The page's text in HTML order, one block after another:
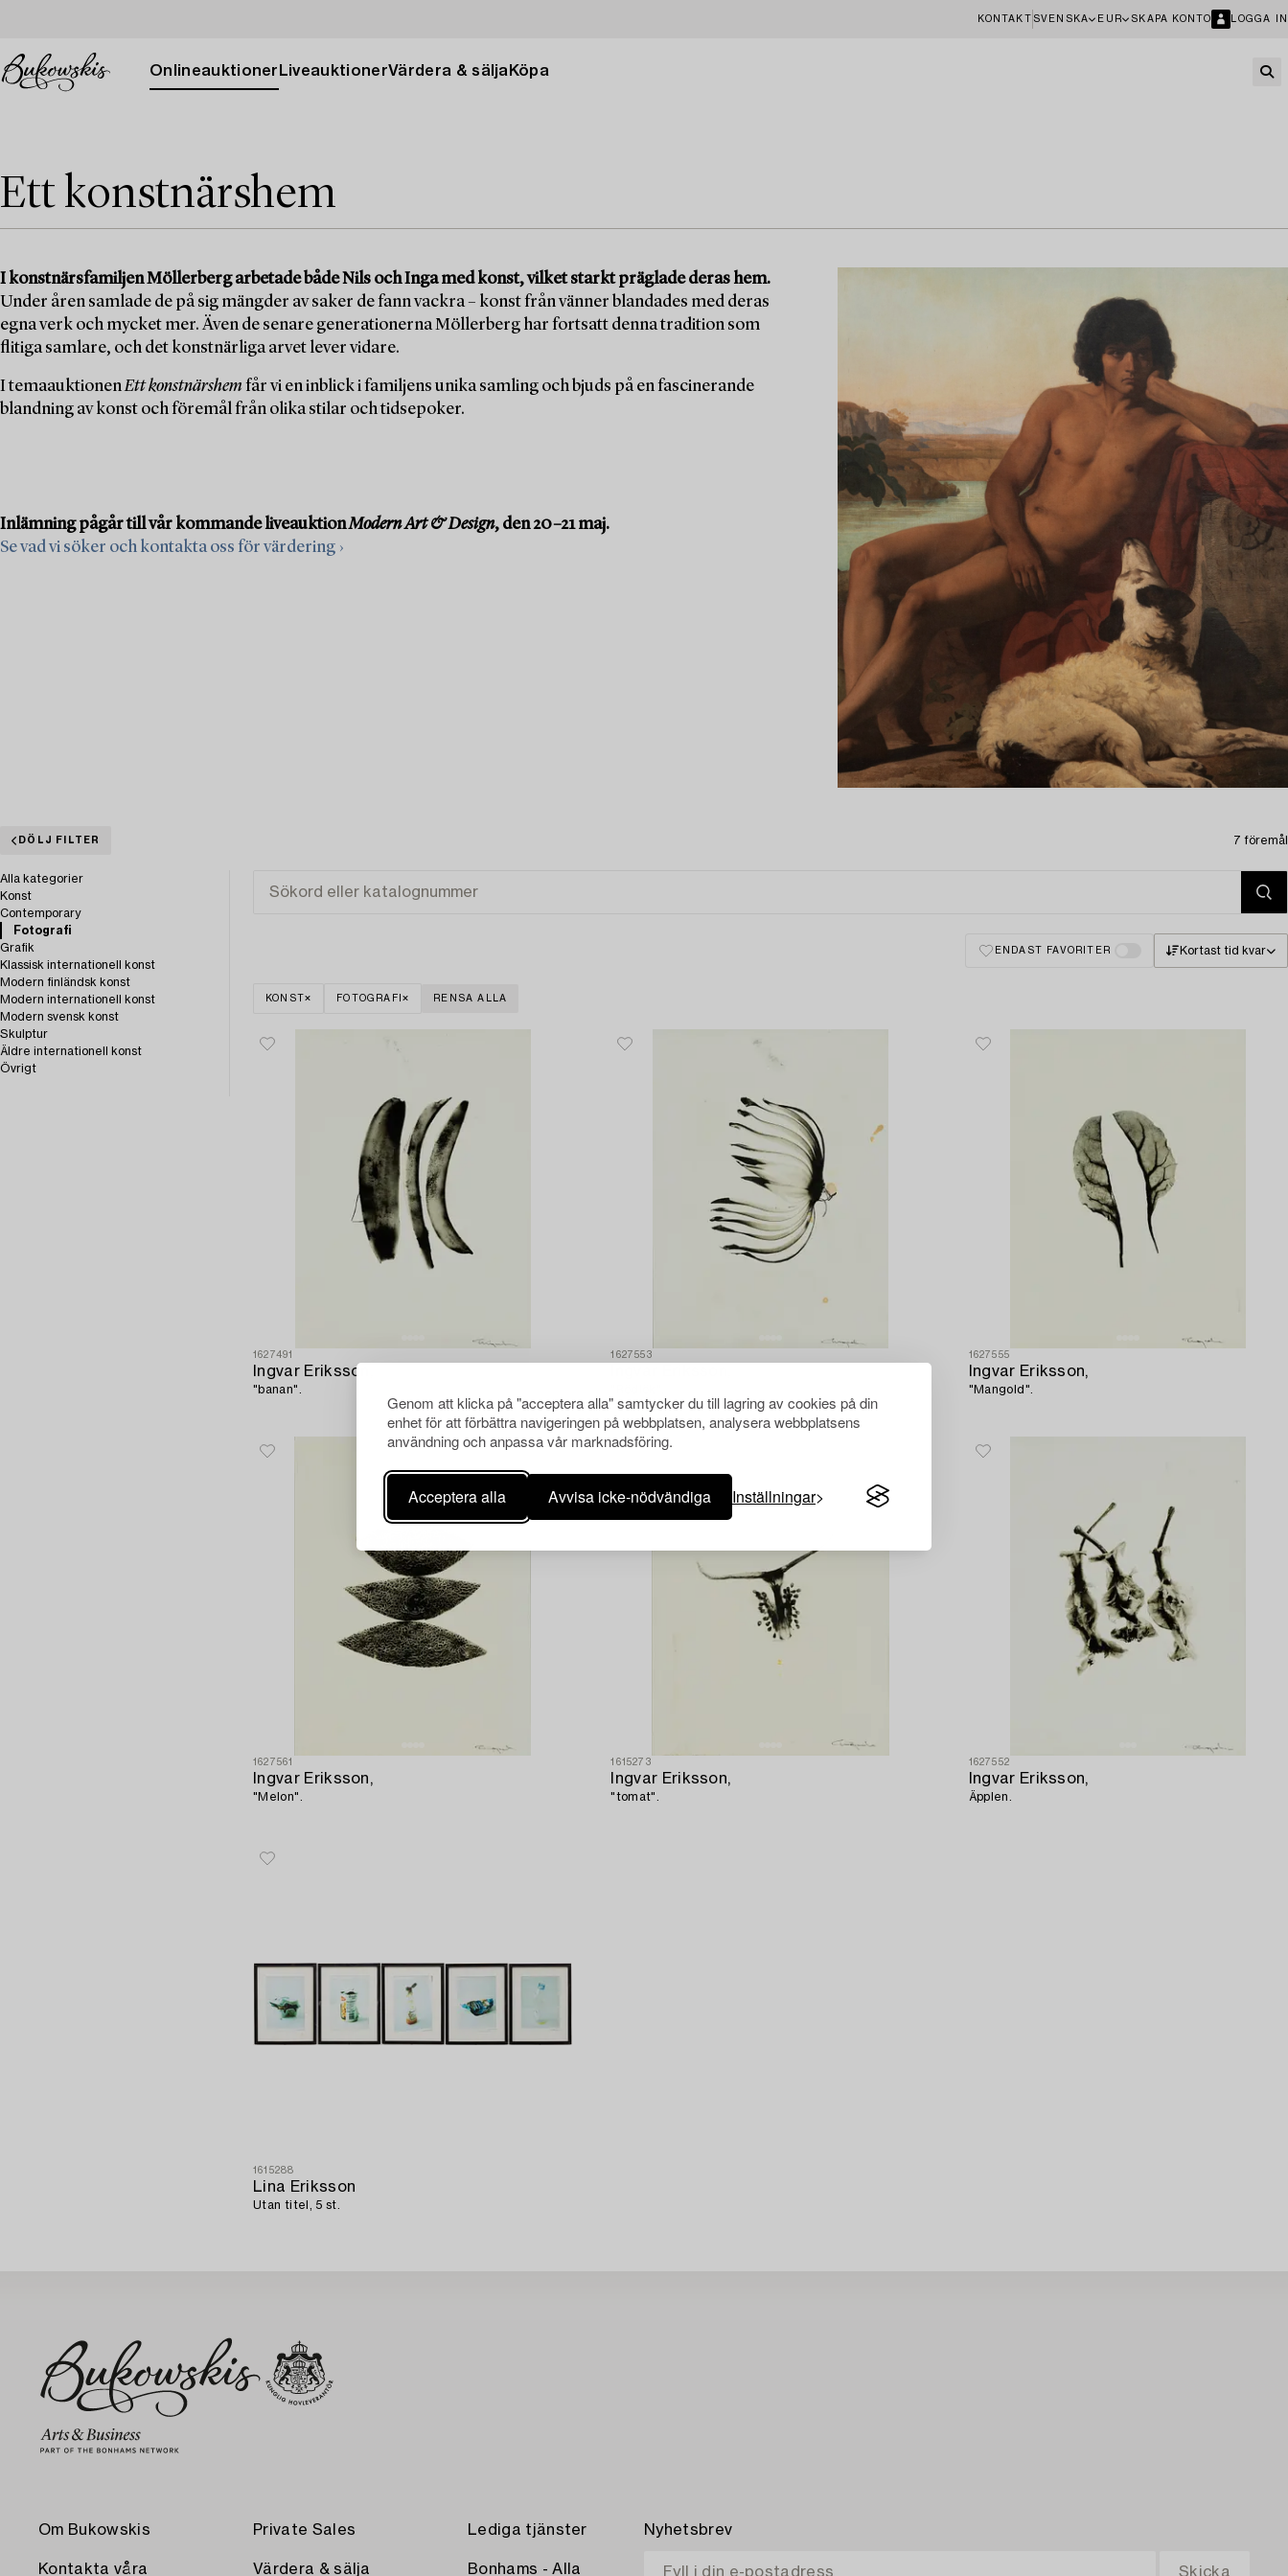
Genom att klicka på "acceptera alla" samtycker du till lagring av cookies på din
enhet för att förbättra navigeringen på webbplatsen, analysera webbplatsens
användning och anpassa vår marknadsföring.
Acceptera alla Avvisa icke-nödvändiga Inställningar
KONTAKT SVENSKA EUR SKAPA KONTO LOGGA IN
Onlineauktioner LiveauktionerVärdera & sälja Köpa
Ett konstnärshem
I konstnärsfamiljen Möllerberg arbetade både Nils och Inga med konst, vilket starkt präglade deras hem.
Under åren samlade de på sig mängder av saker de fann vackra – konst från vänner blandades med deras
egna verk och mycket mer. Även de senare generationerna Möllerberg har fortsatt denna tradition som
flitiga samlare, och det konstnärliga arvet lever vidare.
I temaauktionenEtt konstnärshem får vi en inblick i familjens unika samling och bjuds på en fascinerande
blandning av konst och föremål från olika stilar och tidsepoker.
Inlämning pågår till vår kommande liveauktionModern Art & Design, den 20–21 maj.
Se vad vi söker och kontakta oss för värdering ›
DÖLJ FILTER 7 föremål
Alla kategorier
Konst
Contemporary
Fotografi
Grafik
Klassisk internationell konst
Modern finländsk konst
Modern internationell konst
Modern svensk konst
Skulptur
Äldre internationell konst
Övrigt
ENDAST FAVORITER Kortast tid kvar
KONST FOTOGRAFI RENSA ALLA
1627491
Ingvar Eriksson,
"banan".
1627553 1627555
Ingvar Eriksson,
"Mangold".
1627561
Ingvar Eriksson,
"Melon".
1615273
Ingvar Eriksson,
"tomat".
1627552
Ingvar Eriksson,
Äpplen.
1615288
Lina Eriksson
Utan titel, 5 st.
Om Bukowskis
Kontakta våra
Private Sales
Värdera & sälja
Lediga tjänster
Bonhams - Alla
Nyhetsbrev